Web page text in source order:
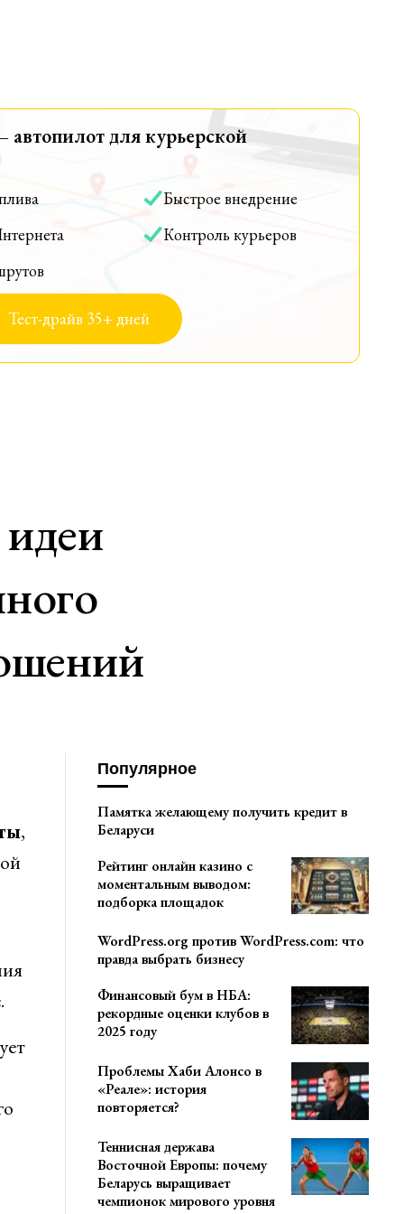
для курьерской
Быстрое внедрение
Контроль курьеров
Тест-драйв 35+ дней
,
Популярное
Памятка желающему получить кредит в
Беларуси
Рейтинг онлайн казино с
моментальным выводом:
подборка площадок
WordPress.org против WordPress.com: что
правда выбрать бизнесу
Финансовый бум в НБА:
рекордные оценки клубов в
2025 году
Проблемы Хаби Алонсо в
«Реале»: история
повторяется?
Теннисная держава
Восточной Европы: почему
Беларусь выращивает
чемпионок мирового уровня